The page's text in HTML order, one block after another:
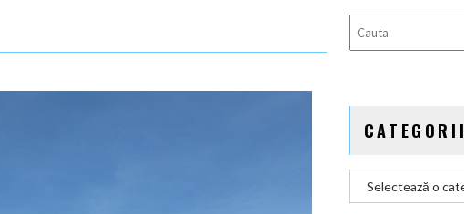
CATEGORII